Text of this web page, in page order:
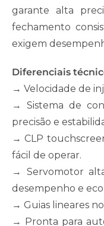
garante alta
fechamento
exigem
Diferenciais
→ Velocidade de
→ Sistema de
precisão e
→ CLP
fácil de operar.
→ Servomotor
desempenho e
→ Guias lineares
→ Pronta para